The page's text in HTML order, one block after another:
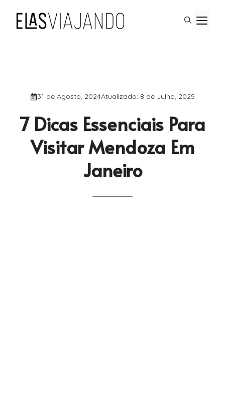
para
31 de Agosto, 2024Atualizado: 8 de Julho, 2025
7 Dicas Essenciais Para
Visitar Mendoza Em
Janeiro